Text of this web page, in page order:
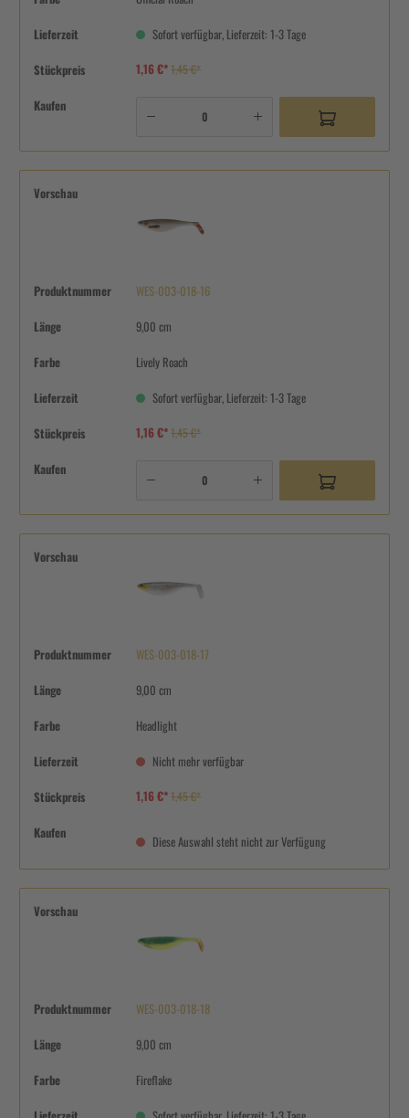
Lieferzeit Sofort verfügbar, Lieferzeit: 1-3 Tage
Stückpreis 1,16 €*1,45 €*
Kaufen
Vorschau
Produktnummer WES-003-018-16
Länge 9,00 cm
Farbe Lively Roach
Lieferzeit Sofort verfügbar, Lieferzeit: 1-3 Tage
Stückpreis 1,16 €*1,45 €*
Kaufen
Vorschau
Produktnummer WES-003-018-17
Länge 9,00 cm
Farbe Headlight
Lieferzeit Nicht mehr verfügbar
Stückpreis 1,16 €*1,45 €*
Kaufen
Diese Auswahl steht nicht zur Verfügung
Vorschau
Produktnummer WES-003-018-18
Länge 9,00 cm
Farbe Fireflake